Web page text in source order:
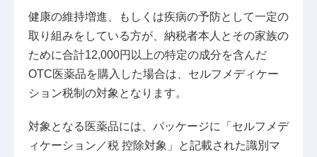
健康の維持増進、もしくは疾病の予防として一定の
取り組みをしている方が、納税者本人とその家族の
ために合計12,000円以上の特定の成分を含んだ
OTC医薬品を購入した場合は、セルフメディケー
ション税制の対象となります。
対象となる医薬品には、パッケージに「セルフメデ
ィケーション／税 控除対象」と記載された識別マ